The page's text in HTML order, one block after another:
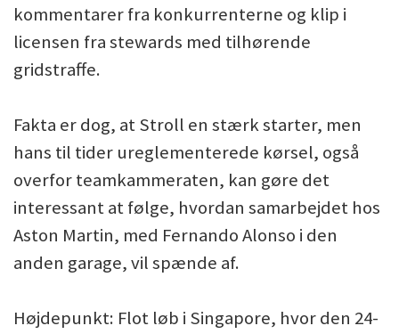
kommentarer fra konkurrenterne og klip i
licensen fra stewards med tilhørende
gridstraffe.
Fakta er dog, at Stroll en stærk starter, men
hans til tider ureglementerede kørsel, også
overfor teamkammeraten, kan gøre det
interessant at følge, hvordan samarbejdet hos
Aston Martin, med Fernando Alonso i den
anden garage, vil spænde af.
Højdepunkt: Flot løb i Singapore, hvor den 24-